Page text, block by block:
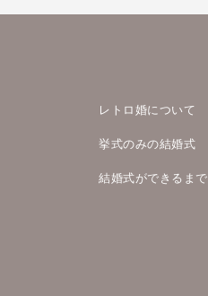
レトロ婚について
挙式のみの結婚式
結婚式ができるまで